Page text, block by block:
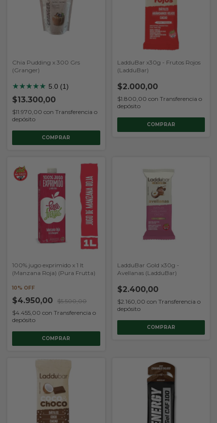
Chia Pudding x 300 Grs
(Granger)
★★★★★ 5.0 (1)
$13.300,00
$11.970,00 con Transferencia o
depósito
LadduBar x30g - Frutos Rojos
(LadduBar)
$2.000,00
$1.800,00 con Transferencia o
depósito
COMPRAR
100% jugo exprimido x 1 lt
(Manzana Roja) (Pura Frutta)
10% OFF
$4.950,00 $5.500,00
$4.455,00 con Transferencia o
depósito
LadduBar Gold x30g -
Avellanas (LadduBar)
$2.400,00
$2.160,00 con Transferencia o
depósito
COMPRAR